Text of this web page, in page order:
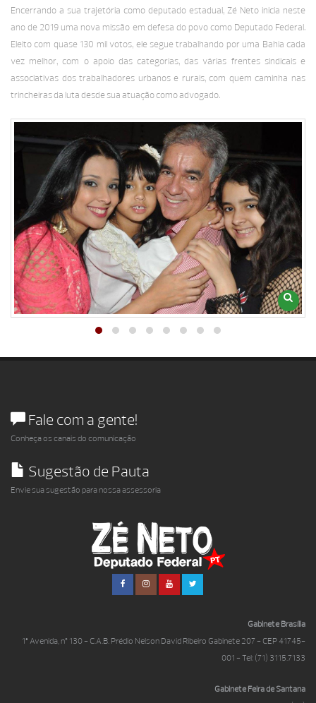
Encerrando a sua trajetória como deputado estadual, Zé Neto inicia neste
ano de 2019 uma nova missão em defesa do povo como Deputado Federal.
Eleito com quase 130 mil votos, ele segue trabalhando por uma Bahia cada
vez melhor, com o apoio das categorias, das várias frentes sindicais e
associativas dos trabalhadores urbanos e rurais, com quem caminha nas
trincheiras da luta desde sua atuação como advogado.
Fale com a gente!
Conheça os canais do comunicação
Sugestão de Pauta
Envie sua sugestão para nossa assessoria
Gabinete Brasília
1ª Avenida, nº 130 - C.A.B. Prédio Nelson David Ribeiro Gabinete 207 - CEP 41745-
001 - Tel: (71) 3115.7133
Gabinete Feira de Santana